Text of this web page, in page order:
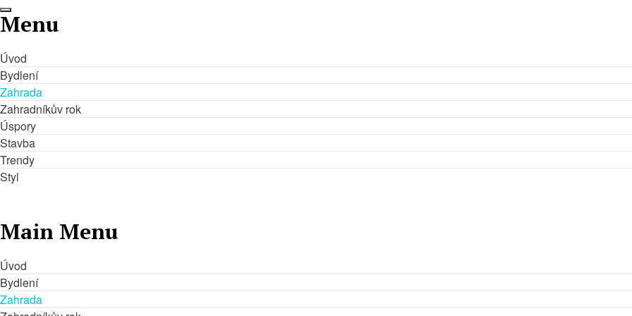
Menu
Úvod
Bydlení
Zahrada
Zahradníkův rok
Úspory
Stavba
Trendy
Styl
Main Menu
Úvod
Bydlení
Zahrada